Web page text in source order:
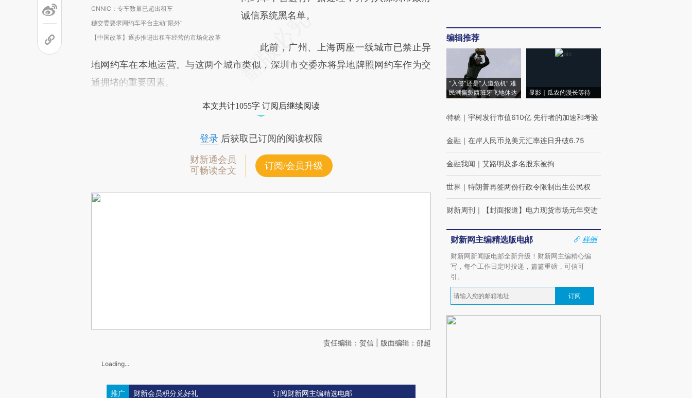
CNNIC：专车数量已超出租车
穗交委要求网约车平台主动“限外”
【中国改革】逐步推进出租车经营的市场化改革
诚信系统黑名单。
此前，广州、上海两座一线城市已禁止异
地网约车在本地运营。与这两个城市类似，深圳市交委亦将异地牌照网约车作为交
通拥堵的重要因素。
本文共计1055字 订阅后继续阅读
登录后获取已订阅的阅读权限
财新通会员
可畅读全文
订阅/会员升级
责任编辑：贺信 | 版面编辑：邵超
Loading...
推广 财新会员积分兑好礼 订阅财新网主编精选电邮
编辑推荐
“入侵”还是“人道危机” 难
民潮撕裂西班牙飞地休达
显影｜瓜农的漫长等待
特稿 ｜ 宇树发行市值610亿 先行者的加速和考验
金融 ｜ 在岸人民币兑美元汇率连日升破6.75
金融我闻 ｜ 艾路明及多名股东被拘
世界 ｜ 特朗普再签两份行政令限制出生公民权
财新周刊 ｜ 【封面报道】电力现货市场元年突进
财新网主编精选版电邮
样例
财新网新闻版电邮全新升级！财新网主编精心编
写，每个工作日定时投递，篇篇重磅，可信可
引。
订阅